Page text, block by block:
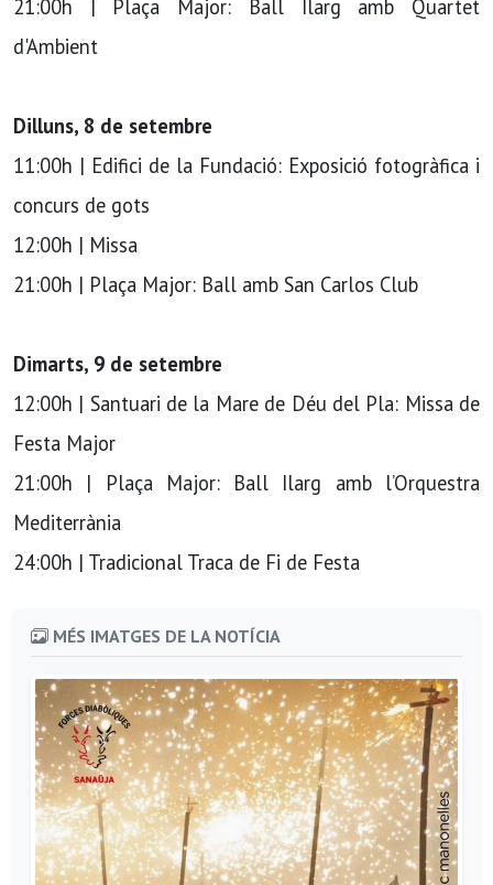
21:00h | Plaça Major: Ball Ilarg amb Quartet
d'Ambient
Dilluns, 8 de setembre
11:00h | Edifici de la Fundació: Exposició fotogràfica i
concurs de gots
12:00h | Missa
21:00h | Plaça Major: Ball amb San Carlos Club
Dimarts, 9 de setembre
12:00h | Santuari de la Mare de Déu del Pla: Missa de
Festa Major
21:00h | Plaça Major: Ball Ilarg amb l’Orquestra
Mediterrània
24:00h | Tradicional Traca de Fi de Festa
MÉS IMATGES DE LA NOTÍCIA